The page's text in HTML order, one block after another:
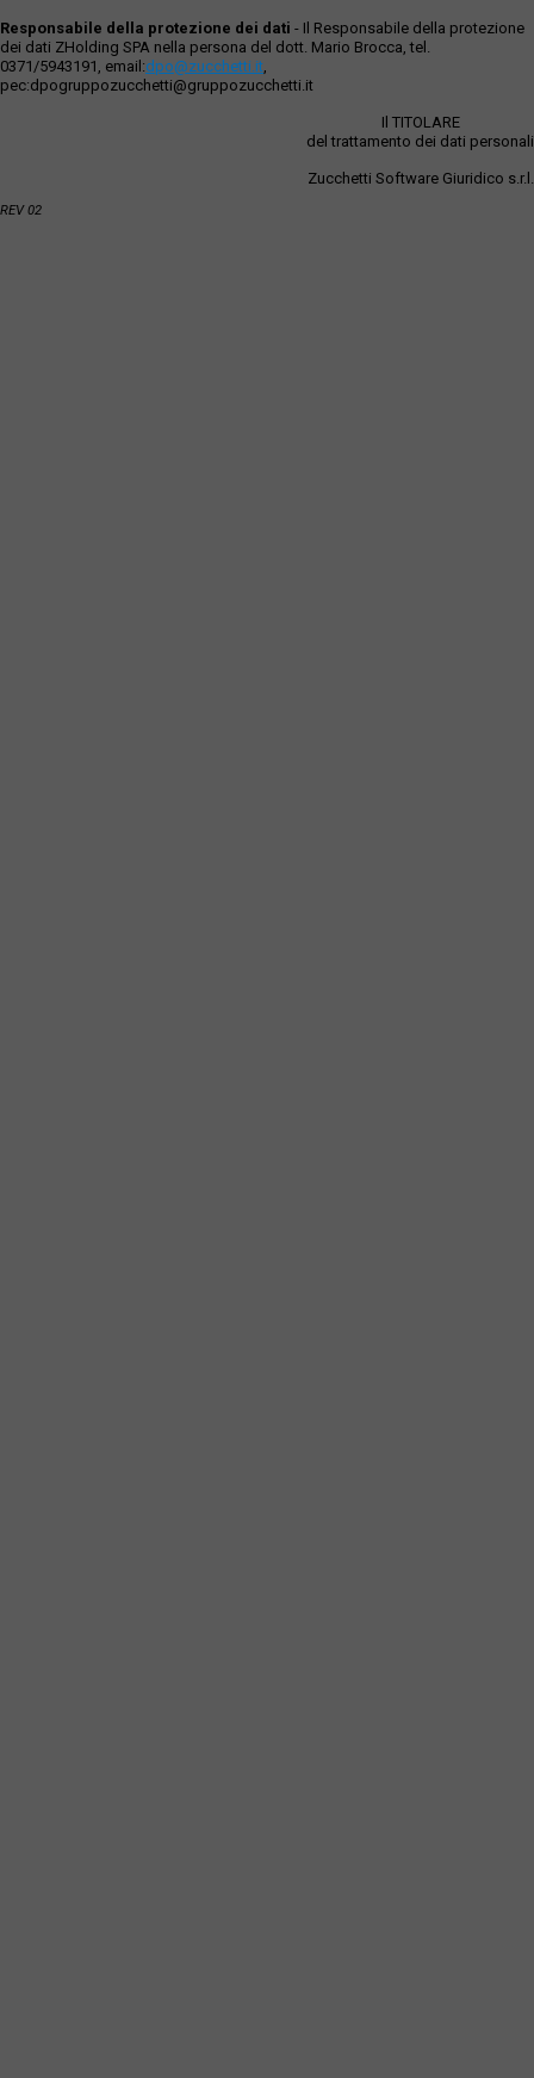
Responsabile della protezione dei dati - Il Responsabile della protezione
dei dati ZHolding SPA nella persona del dott. Mario Brocca, tel.
0371/5943191, email:dpo@zucchetti.it,
pec:dpogruppozucchetti@gruppozucchetti.it
Il TITOLARE
del trattamento dei dati personali
Zucchetti Software Giuridico s.r.l.
REV 02